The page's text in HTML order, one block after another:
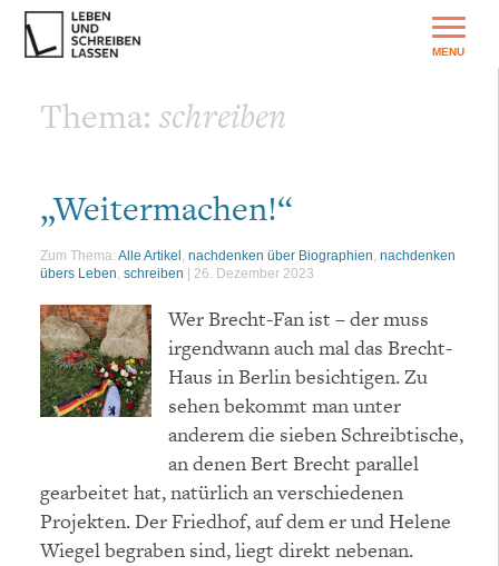
Thema: schreiben
„Weitermachen!“
Zum Thema: Alle Artikel , nachdenken über Biographien, nachdenken
übers Leben, schreiben 26. Dezember 2023
Wer Brecht-Fan ist – der muss
irgendwann auch mal das Brecht-
Haus in Berlin besichtigen. Zu
sehen bekommt man unter
anderem die sieben Schreibtische,
an denen Bert Brecht parallel
gearbeitet hat, natürlich an verschiedenen
Projekten. Der Friedhof, auf dem er und Helene
Wiegel begraben sind, liegt direkt nebenan.